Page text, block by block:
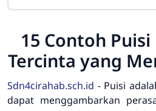
15 Contoh
Tercinta yang
Sdn4cirahab.sch.id - Puisi
dapat menggambarkan